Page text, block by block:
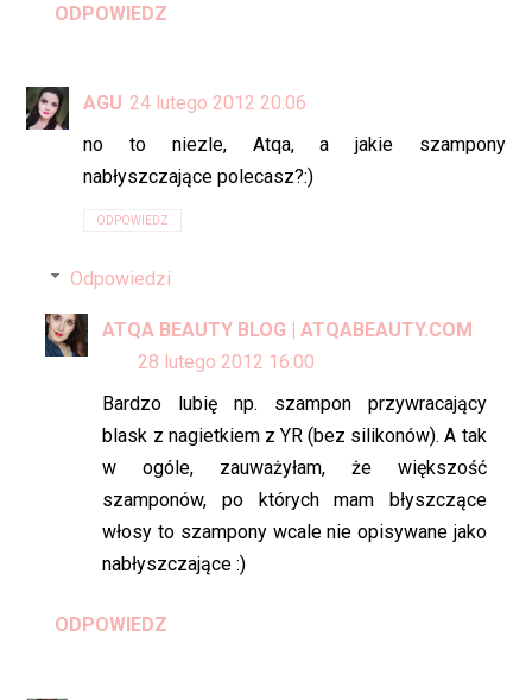
ODPOWIEDZ
AGU 24 lutego 2012 20:06
no to niezle, Atqa, a jakie szampony
nabłyszczające polecasz?:)
ODPOWIEDZ
Odpowiedzi
ATQA BEAUTY BLOG | ATQABEAUTY.COM
28 lutego 2012 16:00
Bardzo lubię np. szampon przywracający
blask z nagietkiem z YR (bez silikonów). A tak
w ogóle, zauważyłam, że większość
szamponów, po których mam błyszczące
włosy to szampony wcale nie opisywane jako
nabłyszczające :)
ODPOWIEDZ